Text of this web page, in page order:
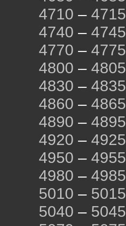
4710 – 4715
4740 – 4745
4770 – 4775
4800 – 4805
4830 – 4835
4860 – 4865
4890 – 4895
4920 – 4925
4950 – 4955
4980 – 4985
5010 – 5015
5040 – 5045